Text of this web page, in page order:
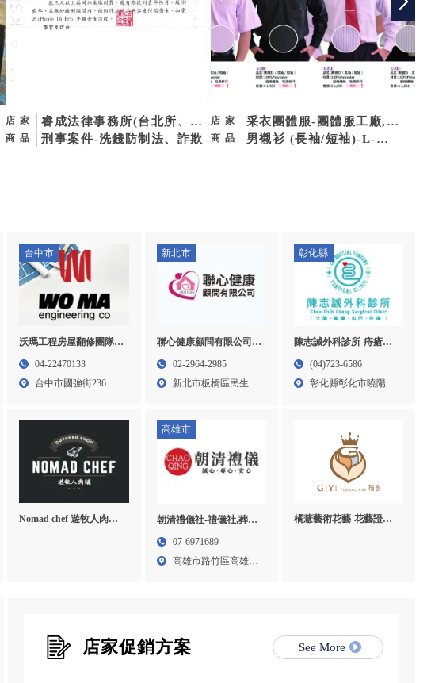
店家
睿成法律事務所(台北所、台
中所)｜律師事務所,律師推
商品 刑事案件-洗錢防制法、詐欺
店家
采衣團體服-團體服工廠,團
體服,台中團體服工廠,台中
商品
男襯衫 (長袖/短袖)-L-
台中市
沃瑪工程房屋翻修團隊-
泥作工程,房屋拆除,台中
04-22470133
台中市國強街236...
新北市
聯心健康顧問有限公司-
特別護士,台北特別護士,
02-2964-2985
新北市板橋區民生路
彰化縣
陳志誠外科診所-痔瘡開
刀門診,彰化痔瘡開刀門
(04)723-6586
彰化縣彰化市曉陽路
Nomad chef 遊牧人肉舖-
高雄市
朝清禮儀社-禮儀社,葬儀
社,高雄禮儀社,高雄葬儀
葬儀社
07-6971689
高雄市路竹區高雄市
橘薏藝術花藝-花藝證照,
店家促銷方案 See More